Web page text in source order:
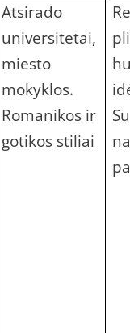
Atsirado
universitetai,
miesto
mokyklos.
Romanikos ir
gotikos stiliai